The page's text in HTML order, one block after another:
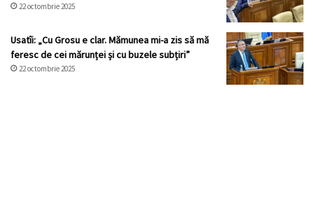
22 octombrie 2025
Usatîi: „Cu Grosu e clar. Mămunea mi-a zis să mă
feresc de cei mărunței și cu buzele subțiri”
22 octombrie 2025